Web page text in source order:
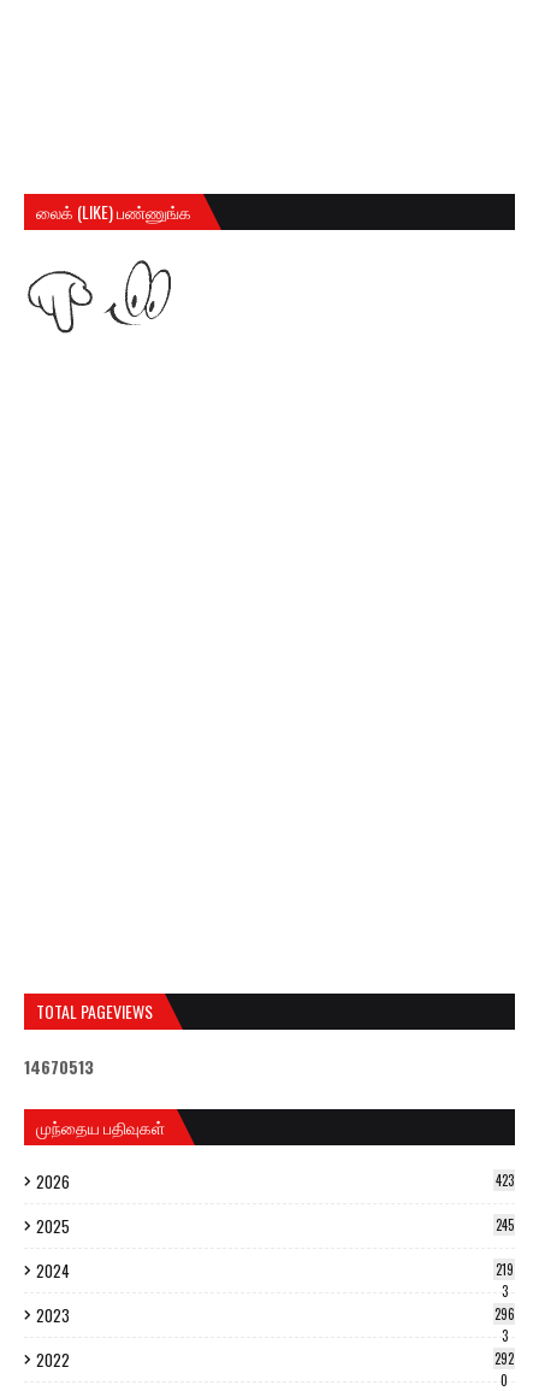
லைக் (LIKE) பண்ணுங்க
TOTAL PAGEVIEWS
14670513
முந்தைய பதிவுகள்
2026 423
2025 245
2024
219
3
2023
296
3
2022
292
0